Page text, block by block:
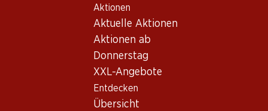
Aktionen
Aktuelle Aktionen
Aktionen ab
Donnerstag
XXL-Angebote
Entdecken
Übersicht
Wein Sortiment
Rotwein - Waadt